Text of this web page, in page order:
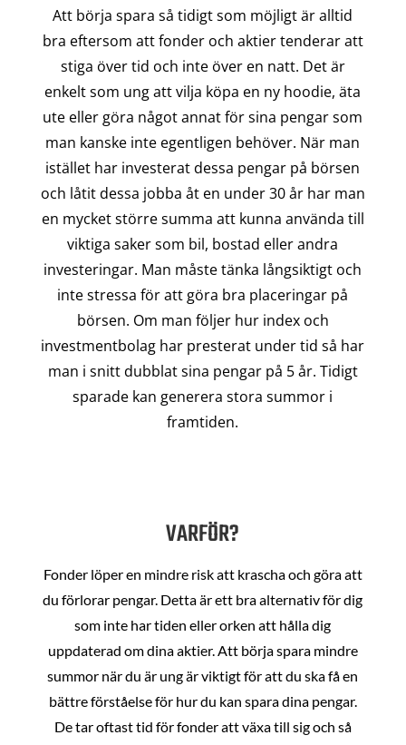
Att börja spara så tidigt som möjligt är alltid
bra eftersom att fonder och aktier tenderar att
stiga över tid och inte över en natt. Det är
enkelt som ung att vilja köpa en ny hoodie, äta
ute eller göra något annat för sina pengar som
man kanske inte egentligen behöver. När man
istället har investerat dessa pengar på börsen
och låtit dessa jobba åt en under 30 år har man
en mycket större summa att kunna använda till
viktiga saker som bil, bostad eller andra
investeringar. Man måste tänka långsiktigt och
inte stressa för att göra bra placeringar på
börsen. Om man följer hur index och
investmentbolag har presterat under tid så har
man i snitt dubblat sina pengar på 5 år. Tidigt
sparade kan generera stora summor i
framtiden.
VARFÖR?
Fonder löper en mindre risk att krascha och göra att
du förlorar pengar. Detta är ett bra alternativ för dig
som inte har tiden eller orken att hålla dig
uppdaterad om dina aktier. Att börja spara mindre
summor när du är ung är viktigt för att du ska få en
bättre förståelse för hur du kan spara dina pengar.
De tar oftast tid för fonder att växa till sig och så